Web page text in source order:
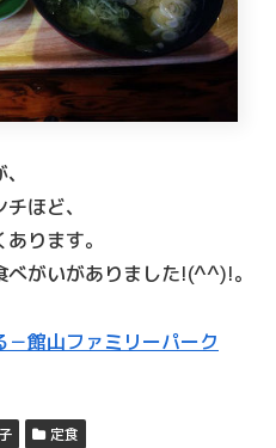
ほど、
ります。
がいがありました!(^^)!。
館山ファミリーパーク
定食